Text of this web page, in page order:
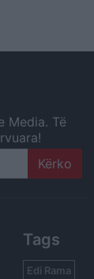
Media. Të
Tags
Edi Rama